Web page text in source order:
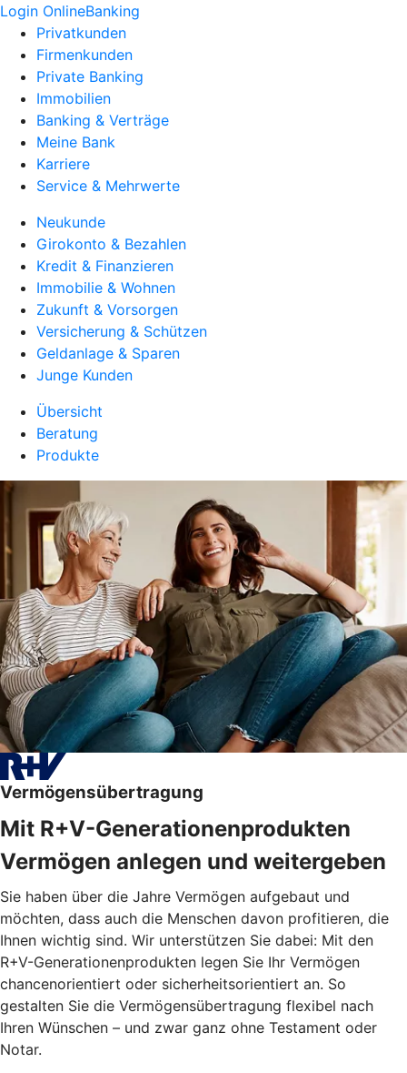
Login OnlineBanking
Privatkunden
Firmenkunden
Private Banking
Immobilien
Banking & Verträge
Meine Bank
Karriere
Service & Mehrwerte
Neukunde
Girokonto & Bezahlen
Kredit & Finanzieren
Immobilie & Wohnen
Zukunft & Vorsorgen
Versicherung & Schützen
Geldanlage & Sparen
Junge Kunden
Übersicht
Beratung
Produkte
Vermögensübertragung
Mit R+V-Generationenprodukten
Vermögen anlegen und weitergeben
Sie haben über die Jahre Vermögen aufgebaut und
möchten, dass auch die Menschen davon profitieren, die
Ihnen wichtig sind. Wir unterstützen Sie dabei: Mit den
R+V-Generationenprodukten legen Sie Ihr Vermögen
chancenorientiert oder sicherheitsorientiert an. So
gestalten Sie die Vermögensübertragung flexibel nach
Ihren Wünschen – und zwar ganz ohne Testament oder
Notar.